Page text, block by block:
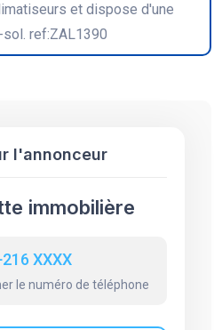
et dispose d'une
ref:ZAL1390
l'annonceur
immobilière
XXXX
le numéro de téléphone